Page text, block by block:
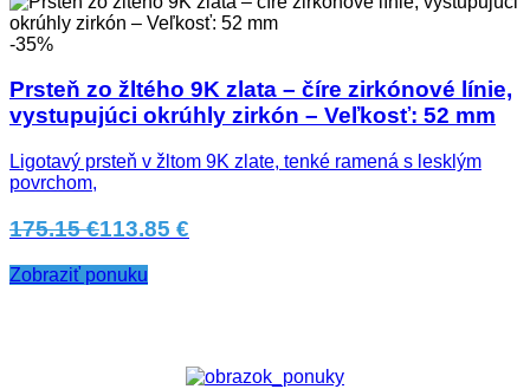
-35%
Prsteň zo žltého 9K zlata – číre zirkónové línie,
vystupujúci okrúhly zirkón – Veľkosť: 52 mm
Ligotavý prsteň v žltom 9K zlate, tenké ramená s lesklým
povrchom,
175.15 €113.85 €
Zobraziť ponuku